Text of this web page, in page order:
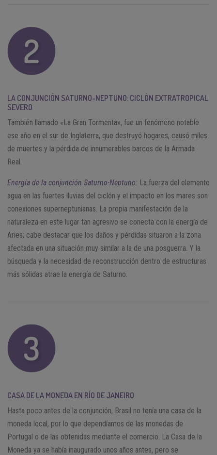
LA CONJUNCIÓN SATURNO-NEPTUNO: CICLÓN EXTRATROPICAL
SEVERO
También llamado «La Gran Tormenta», fue un fenómeno notable
ese año en el sur de Inglaterra, que destruyó hogares, causó miles
de muertes y la pérdida de innumerables barcos de la Armada
Real.
Energía de la conjunción Saturno-Neptuno: La fuerza del elemento
agua en las fuertes lluvias del ciclón y el impacto en los mares son
conexiones superneptunianas. La propia manifestación de la
naturaleza en este lugar tan agresivo se conecta con la energía de
Aries; cabe destacar que los daños y pérdidas situaron a la zona
afectada en una situación muy similar a la de una posguerra. Y la
búsqueda y la necesidad de reconstrucción dentro de estructuras
más sólidas atrae la energía de Saturno.
CASA DE LA MONEDA EN RÍO DE JANEIRO
Hasta poco antes de la conjunción, Brasil no tenía una casa de la
moneda local, por lo que dependíamos de las monedas de
Portugal o de las obtenidas mediante el comercio. La Casa de la
Moneda ya se había inaugurado unos años antes, pero se